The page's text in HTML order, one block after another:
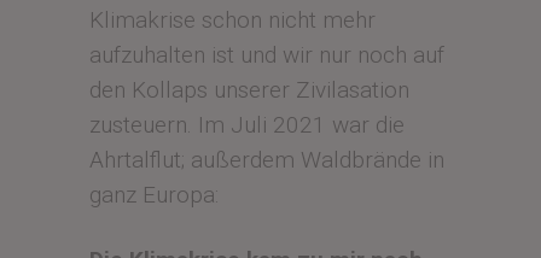
Klimakrise schon nicht mehr
aufzuhalten ist und wir nur noch auf
den Kollaps unserer Zivilasation
zusteuern. Im Juli 2021 war die
Ahrtalflut; außerdem Waldbrände in
ganz Europa: